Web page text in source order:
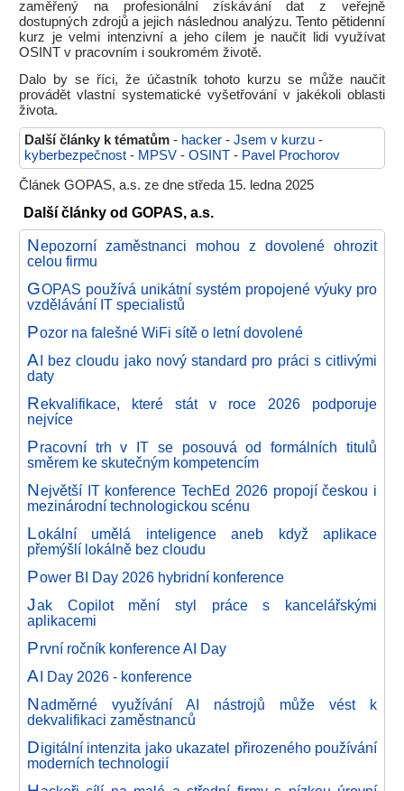
zaměřený na profesionální získávání dat z veřejně
dostupných zdrojů a jejich následnou analýzu. Tento pětidenní
kurz je velmi intenzivní a jeho cílem je naučit lidi využívat
OSINT v pracovním i soukromém životě.
Dalo by se říci, že účastník tohoto kurzu se může naučit
provádět vlastní systematické vyšetřování v jakékoli oblasti
života.
Další články k tématům - hacker - Jsem v kurzu -
kyberbezpečnost - MPSV - OSINT - Pavel Prochorov
Článek GOPAS, a.s. ze dne středa 15. ledna 2025
Další články od GOPAS, a.s.
Nepozorní zaměstnanci mohou z dovolené ohrozit
celou firmu
GOPAS používá unikátní systém propojené výuky pro
vzdělávání IT specialistů
Pozor na falešné WiFi sítě o letní dovolené
AI bez cloudu jako nový standard pro práci s citlivými
daty
Rekvalifikace, které stát v roce 2026 podporuje
nejvíce
Pracovní trh v IT se posouvá od formálních titulů
směrem ke skutečným kompetencím
Největší IT konference TechEd 2026 propojí českou i
mezinárodní technologickou scénu
Lokální umělá inteligence aneb když aplikace
přemýšlí lokálně bez cloudu
Power BI Day 2026 hybridní konference
Jak Copilot mění styl práce s kancelářskými
aplikacemi
První ročník konference AI Day
AI Day 2026 - konference
Nadměrné využívání AI nástrojů může vést k
dekvalifikaci zaměstnanců
Digitální intenzita jako ukazatel přirozeného používání
moderních technologií